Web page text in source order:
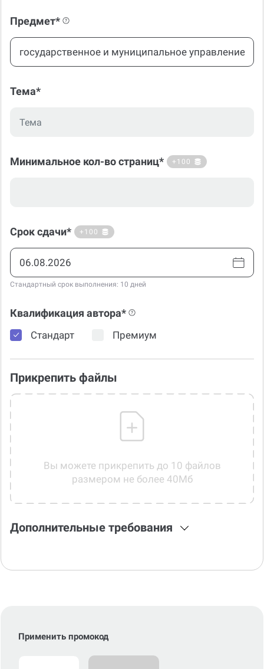
Предмет*
Тема*
Минимальное кол-во страниц* +100
Срок сдачи* +100
Стандартный срок выполнения: 10 дней
Квалификация автора*
Стандарт Премиум
Прикрепить файлы
Вы можете прикрепить до 10 файлов
размером не более 40Мб
Дополнительные требования
Применить промокод